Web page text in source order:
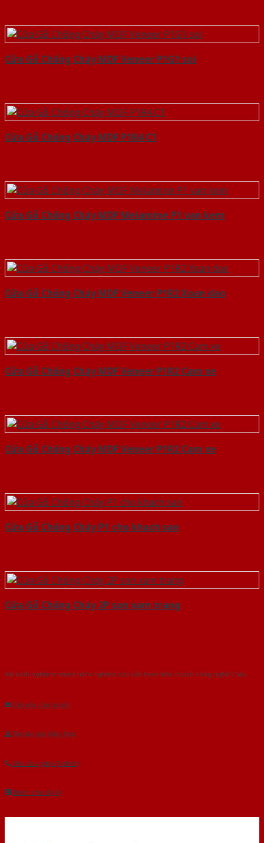
Cửa Gỗ Chống Cháy MDF Veneer P1G1 soi
Cửa Gỗ Chống Cháy MDF P1R4 C1
Cửa Gỗ Chống Cháy MDF Melamine P1 van kem
Cửa Gỗ Chống Cháy MDF Veneer P1R2 Xoan dao
Cửa Gỗ Chống Cháy MDF Veneer P1R2 Cam xe
Cửa Gỗ Chống Cháy MDF Veneer P1R2 Cam xe
Cửa Gỗ Chống Cháy P1 cho khach san
Cửa Gỗ Chống Cháy 2P son xam trang
Với kinh nghiệm nhiêu năm nghiên cứu cửa theo tiêu chuẩn công nghệ Châu
Gửi yêu cầu tư vấn
Tải báo giá tổng hợp
Yêu cầu gọi lại (3 phút)
Dành cho đại lý